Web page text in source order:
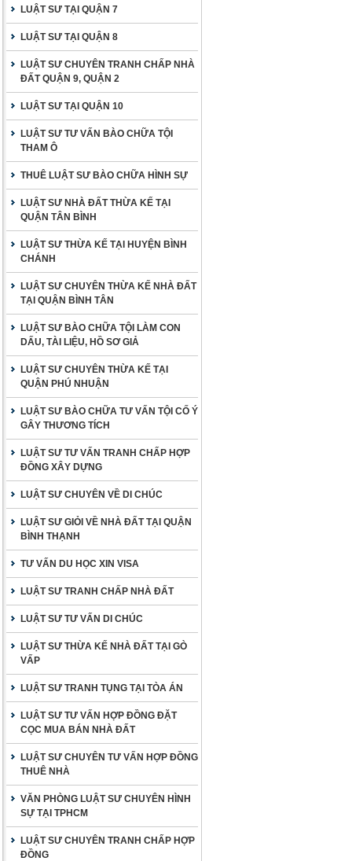
LUẬT SƯ TẠI QUẬN 7
LUẬT SƯ TẠI QUẬN 8
LUẬT SƯ CHUYÊN TRANH CHẤP NHÀ
ĐẤT QUẬN 9, QUẬN 2
LUẬT SƯ TẠI QUẬN 10
LUẬT SƯ TƯ VẤN BÀO CHỮA TỘI
THAM Ô
THUÊ LUẬT SƯ BÀO CHỮA HÌNH SỰ
LUẬT SƯ NHÀ ĐẤT THỪA KẾ TẠI
QUẬN TÂN BÌNH
LUẬT SƯ THỪA KẾ TẠI HUYỆN BÌNH
CHÁNH
LUẬT SƯ CHUYÊN THỪA KẾ NHÀ ĐẤT
TẠI QUẬN BÌNH TÂN
LUẬT SƯ BÀO CHỮA TỘI LÀM CON
DẤU, TÀI LIỆU, HỒ SƠ GIẢ
LUẬT SƯ CHUYÊN THỪA KẾ TẠI
QUẬN PHÚ NHUẬN
LUẬT SƯ BÀO CHỮA TƯ VẤN TỘI CỐ Ý
GÂY THƯƠNG TÍCH
LUẬT SƯ TƯ VẤN TRANH CHẤP HỢP
ĐỒNG XÂY DỰNG
LUẬT SƯ CHUYÊN VỀ DI CHÚC
LUẬT SƯ GIỎI VỀ NHÀ ĐẤT TẠI QUẬN
BÌNH THẠNH
TƯ VẤN DU HỌC XIN VISA
LUẬT SƯ TRANH CHẤP NHÀ ĐẤT
LUẬT SƯ TƯ VẤN DI CHÚC
LUẬT SƯ THỪA KẾ NHÀ ĐẤT TẠI GÒ
VẤP
LUẬT SƯ TRANH TỤNG TẠI TÒA ÁN
LUẬT SƯ TƯ VẤN HỢP ĐỒNG ĐẶT
CỌC MUA BÁN NHÀ ĐẤT
LUẬT SƯ CHUYÊN TƯ VẤN HỢP ĐỒNG
THUÊ NHÀ
VĂN PHÒNG LUẬT SƯ CHUYÊN HÌNH
SỰ TẠI TPHCM
LUẬT SƯ CHUYÊN TRANH CHẤP HỢP
ĐỒNG